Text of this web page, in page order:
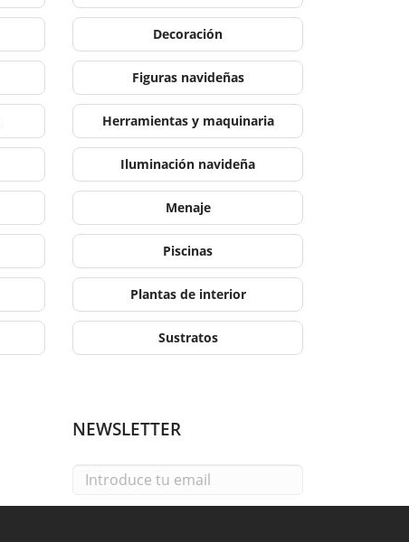
Decoración
Figuras navideñas
Herramientas y maquinaria
Iluminación navideña
Menaje
Piscinas
Plantas de interior
Sustratos
NEWSLETTER
Email